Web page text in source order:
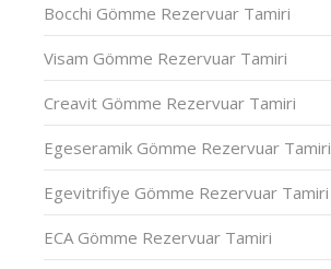
Bocchi Gömme Rezervuar Tamiri
Visam Gömme Rezervuar Tamiri
Creavit Gömme Rezervuar Tamiri
Egeseramik Gömme Rezervuar Tamiri
Egevitrifiye Gömme Rezervuar Tamiri
ECA Gömme Rezervuar Tamiri